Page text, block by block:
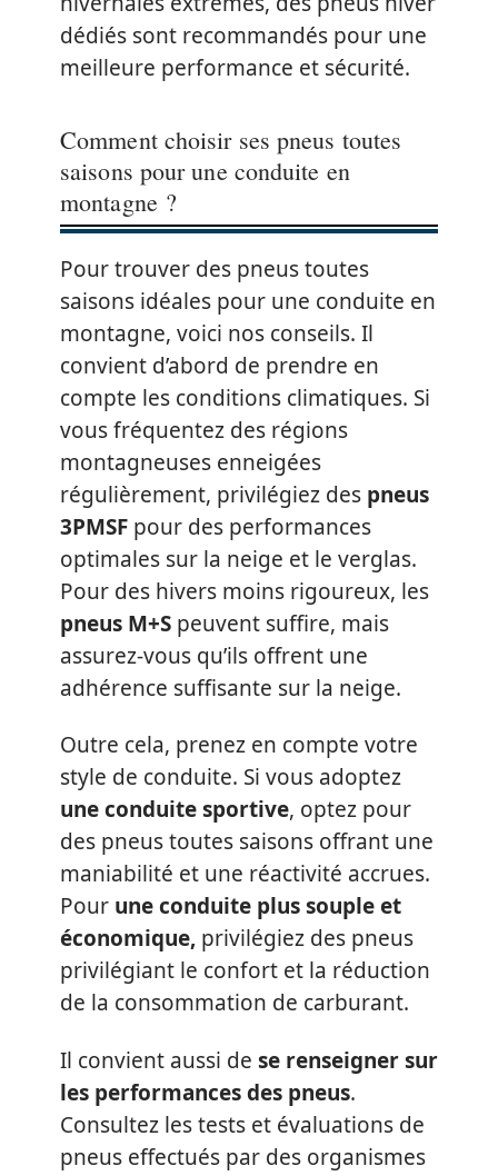
dédiés sont recommandés pour une
meilleure performance et sécurité.
Comment choisir ses pneus toutes
saisons pour une conduite en
montagne ?
Pour trouver des pneus toutes
saisons idéales pour une conduite en
montagne, voici nos conseils. Il
convient d’abord de prendre en
compte les conditions climatiques. Si
vous fréquentez des régions
montagneuses enneigées
régulièrement, privilégiez des pneus
3PMSF pour des performances
optimales sur la neige et le verglas.
Pour des hivers moins rigoureux, les
pneus M+S peuvent suffire, mais
assurez-vous qu’ils offrent une
adhérence suffisante sur la neige.
Outre cela, prenez en compte votre
style de conduite. Si vous adoptez
une conduite sportive, optez pour
des pneus toutes saisons offrant une
maniabilité et une réactivité accrues.
Pour une conduite plus souple et
économique, privilégiez des pneus
privilégiant le confort et la réduction
de la consommation de carburant.
Il convient aussi de se renseigner sur
les performances des pneus.
Consultez les tests et évaluations de
pneus effectués par des organismes